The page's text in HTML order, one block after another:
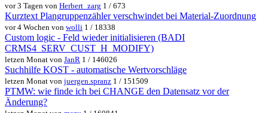
vor 3 Tagen von Herbert_zarg 1 / 673
Kurztext Plangruppenzähler verschwindet bei Material-Zuordnung
vor 4 Wochen von wolli 1 / 18338
Custom logic - Feld wieder initialisieren (BADI
CRMS4_SERV_CUST_H_MODIFY)
letzen Monat von JanR 1 / 146026
Suchhilfe KOST - automatische Wertvorschläge
letzen Monat von juergen.spranz 1 / 151509
PTMW: wie finde ich bei CHANGE den Datensatz vor der
Änderung?